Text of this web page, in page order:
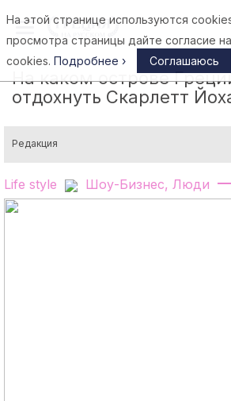
На каком острове
отдохнуть Скарлетт
Редакция
Life style Шоу-Бизнес, Люди
На этой странице используются
просмотра страницы дайте согласие
cookies. Подробнее › Соглашаюсь